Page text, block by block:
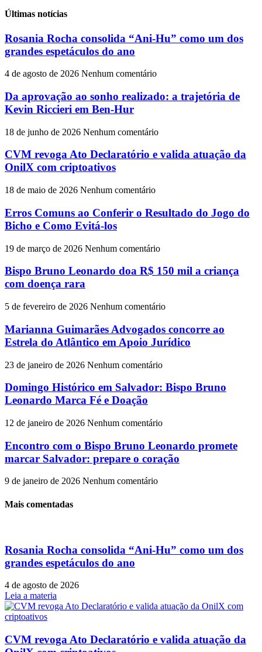
Últimas notícias
Rosania Rocha consolida “Ani-Hu” como um dos
grandes espetáculos do ano
4 de agosto de 2026 Nenhum comentário
Da aprovação ao sonho realizado: a trajetória de
Kevin Riccieri em Ben-Hur
18 de junho de 2026 Nenhum comentário
CVM revoga Ato Declaratório e valida atuação da
OnilX com criptoativos
18 de maio de 2026 Nenhum comentário
Erros Comuns ao Conferir o Resultado do Jogo do
Bicho e Como Evitá-los
19 de março de 2026 Nenhum comentário
Bispo Bruno Leonardo doa R$ 150 mil a criança
com doença rara
5 de fevereiro de 2026 Nenhum comentário
Marianna Guimarães Advogados concorre ao
Estrela do Atlântico em Apoio Jurídico
23 de janeiro de 2026 Nenhum comentário
Domingo Histórico em Salvador: Bispo Bruno
Leonardo Marca Fé e Doação
12 de janeiro de 2026 Nenhum comentário
Encontro com o Bispo Bruno Leonardo promete
marcar Salvador: prepare o coração
9 de janeiro de 2026 Nenhum comentário
Mais comentadas
Rosania Rocha consolida “Ani-Hu” como um dos
grandes espetáculos do ano
4 de agosto de 2026
Leia a materia
CVM revoga Ato Declaratório e valida atuação da